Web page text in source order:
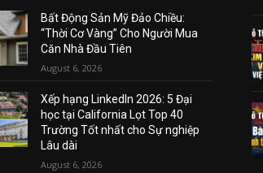
Bất Động Sản Mỹ Đảo Chiều:
“Thời Cơ Vàng” Cho Người Mua
Căn Nhà Đầu Tiên
August 6, 2026
Xếp hạng LinkedIn 2026: 5 Đại
học tại California Lọt Top 40
Trường Tốt nhất cho Sự nghiệp
Lâu dài
August 6, 2026